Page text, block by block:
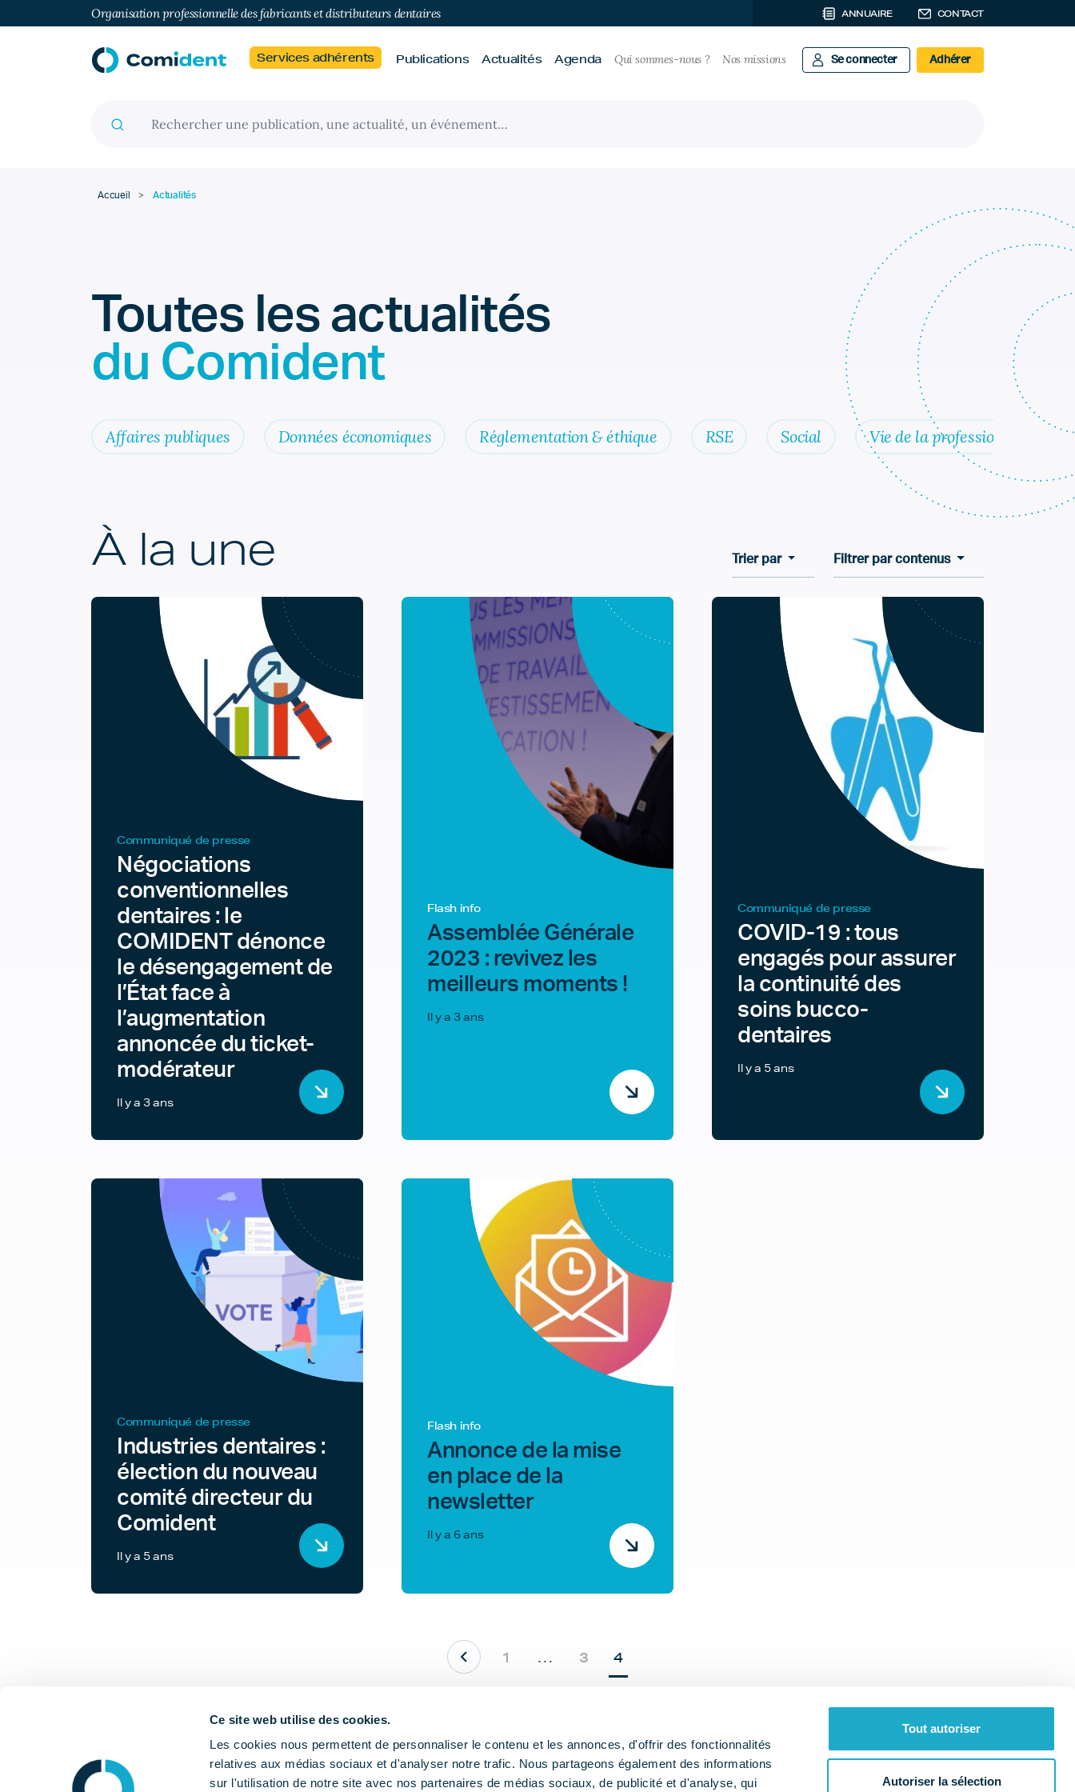
Ce site web utilise des cookies.
Les cookies nous permettent de personnaliser le contenu et les annonces, d'offrir des fonctionnalités
relatives aux médias sociaux et d'analyser notre trafic. Nous partageons également des informations
sur l'utilisation de notre site avec nos partenaires de médias sociaux, de publicité et d'analyse, qui
Tout autoriser
Autoriser la sélection
Organisation professionnelle des fabricants et distributeurs dentaires ANNUAIRE CONTACT
Services adhérents Publications Actualités Agenda Qui sommes-nous ? Nos missions Se connecter Adhérer
Accueil > Actualités
Toutes les actualités
du Comident
Affaires publiques Données économiques Réglementation & éthique RSE Social Vie de la profession
À la une Trier par Filtrer par contenus
Communiqué de presse
Négociations
conventionnelles
dentaires : le
COMIDENT dénonce
le désengagement de
l’État face à
l’augmentation
annoncée du ticket-
modérateur
Il y a 3 ans
Flash info
Assemblée Générale
2023 : revivez les
meilleurs moments !
Il y a 3 ans
Communiqué de presse
COVID-19 : tous
engagés pour assurer
la continuité des
soins bucco-
dentaires
Il y a 5 ans
Communiqué de presse
Industries dentaires :
élection du nouveau
comité directeur du
Comident
Il y a 5 ans
Flash info
Annonce de la mise
en place de la
newsletter
Il y a 6 ans
1 … 3 4